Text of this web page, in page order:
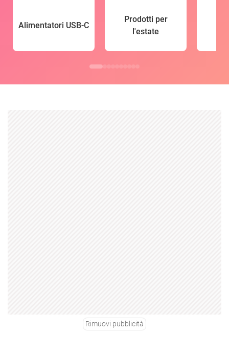
Alimentatori USB-C
Prodotti per
l'estate
Rimuovi pubblicità